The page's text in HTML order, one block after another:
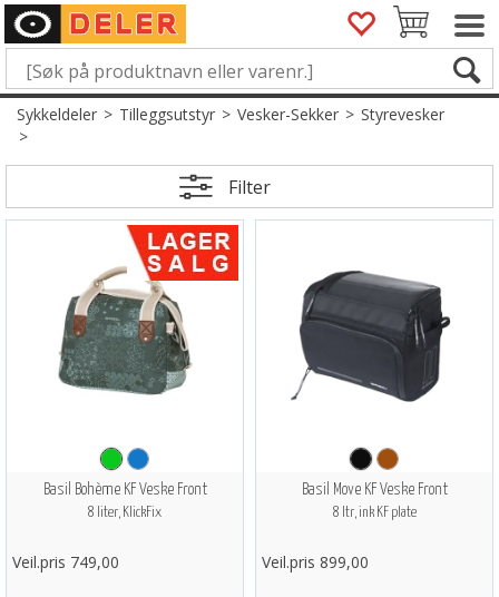
Sykkeldeler>Tilleggsutstyr>Vesker-Sekker>Styrevesker
>
Filter
Basil Bohème KF Veske Front
8 liter, KlickFix
Veil.pris 749,00
Basil Move KF Veske Front
8 ltr, ink KF plate
Veil.pris 899,00